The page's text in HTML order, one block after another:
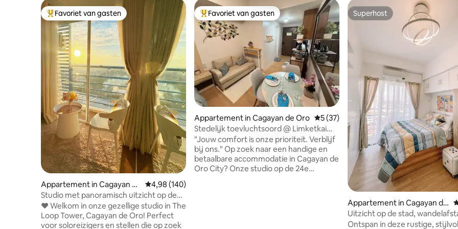
Topfavoriet van gasten
Favoriet van gasten
Appartement in Cagayan de
Oro
Gemiddelde beoordeling van 4,98 uit 5, 140 recensies
4,98 (140)
Studio met panoramisch uitzicht op de
zonsondergang @ Loop Tower | 18e
verdieping
❤️ Welkom in onze gezellige studio in The
Loop Tower, Cagayan de Oro! Perfect
voor soloreizigers en stellen die op zoek
Topfavoriet van gasten
Favoriet van gasten
Appartement in Cagayan de Oro Gemiddelde beoordeling van 5 uit 5, 37
5 (37)
Stedelijk toevluchtsoord @ Limketkai
Loop - tegenover Atrium 24F
"Jouw comfort is onze prioriteit. Verblijf
bij ons." Op zoek naar een handige en
betaalbare accommodatie in Cagayan de
Oro City? Onze studio op de 24e
Superhost
Superhost
Appartement in Cagayan de
Oro
Uitzicht op de stad,
winkelcentra, 2-in-1 wassen
Ontspan in deze rustige,